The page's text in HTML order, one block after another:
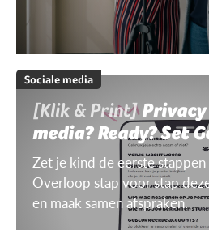
Sociale media
[Klik & Print]
media? Ready? Set
Zet je kind de eerste
Overloop stap voor stap
en maak samen afspraken.